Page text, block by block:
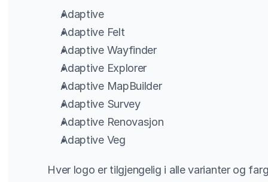
Adaptive
Adaptive Felt
Adaptive Wayfinder
Adaptive Explorer
Adaptive MapBuilder
Adaptive Survey
Adaptive Renovasjon
Adaptive Veg
Hver logo er tilgjengelig i alle varianter og